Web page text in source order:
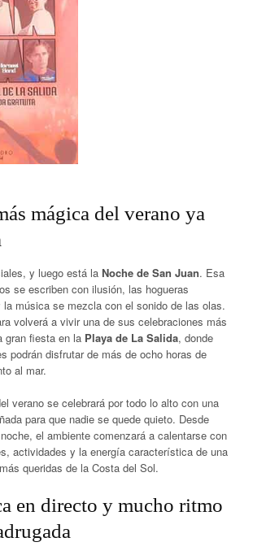
mágica del verano ya
y luego está la Noche de San Juan. Esa
se escriben con ilusión, las hogueras
música se mezcla con el sonido de las olas.
volverá a vivir una de sus celebraciones más
gran fiesta en la Playa de La Salida, donde
podrán disfrutar de más de ocho horas de
al mar.
verano se celebrará por todo lo alto con una
para que nadie se quede quieto. Desde
el ambiente comenzará a calentarse con
actividades y la energía característica de una
queridas de la Costa del Sol.
en directo y mucho ritmo